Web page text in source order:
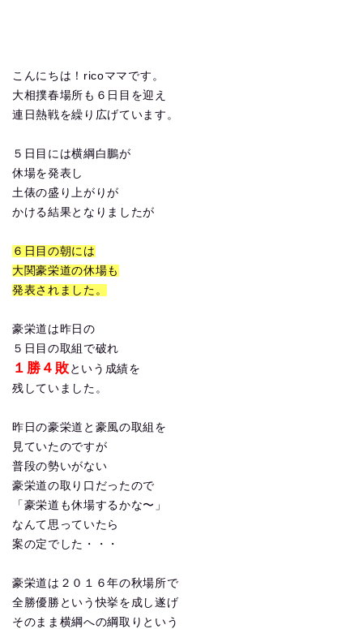
こんにちは！ricoママです。
大相撲春場所も６日目を迎え
連日熱戦を繰り広げています。
５日目には横綱白鵬が
休場を発表し
土俵の盛り上がりが
かける結果となりましたが
６日目の朝には
大関豪栄道の休場も
発表されました。
豪栄道は昨日の
５日目の取組で破れ
１勝４敗 という成績を
残していました。
昨日の豪栄道と豪風の取組を
見ていたのですが
普段の勢いがない
豪栄道の取り口だったので
「豪栄道も休場するかな〜」
なんて思っていたら
案の定でした・・・
豪栄道は２０１６年の秋場所で
全勝優勝という快挙を成し遂げ
そのまま横綱への綱取りという